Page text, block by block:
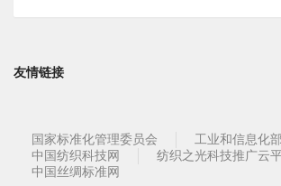
友情链接
国家标准化管理委员会 工业和信息化部
中国纺织科技网
纺织之光科技推广云
中国丝绸标准网